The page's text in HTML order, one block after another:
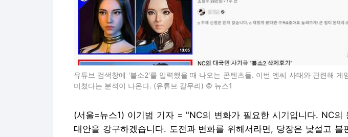
유튜브 검색창에 '블소2'를 입력했을 때 나오는 콘텐츠들. 이번 엔씨 사태와 관련해 게
미쳤다는 분석이 나온다. (유튜브 갈무리) © 뉴스1
(서울=뉴스1) 이기범 기자 = "NC의 변화가 필요한 시기입니다. NC의
대안을 강구하겠습니다. 도전과 변화를 위해서라면, 당장은 낯설고 불